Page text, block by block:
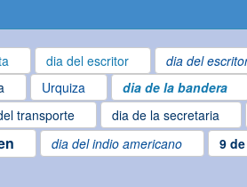
dia del escritor dia del
Urquiza
dia de la bandera
transporte dia de la secretaria
dia del indio americano
9